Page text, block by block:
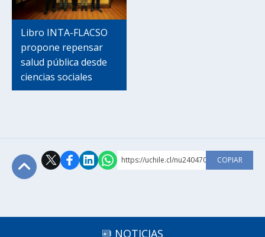
Libro INTA-FLACSO
propone repensar
salud pública desde
ciencias sociales
https://uchile.cl/nu240470 COPIAR
NOTICIAS